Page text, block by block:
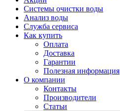
Системы очистки воды
Анализ воды
Служба сервиса
Как купить
Оплата
Доставка
Гарантии
Полезная информация
О компании
Контакты
Производители
Статьи